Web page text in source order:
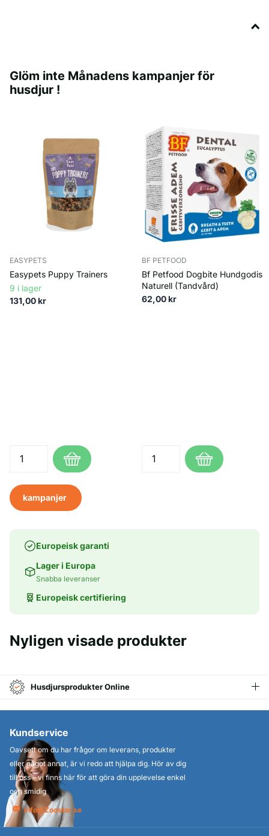
fukthalt (18.0%), råaska (4.0%), råfiber (2.0%)
Glöm inte Månadens kampanjer för
husdjur !
EASYPETS
Easypets Puppy Trainers
9 i lager
131,00 kr
BF PETFOOD
Bf Petfood Dogbite Hundgodis
Naturell (Tandvård)
62,00 kr
kampanjer
Europeisk garanti
Lager i Europa
Snabba leveranser
Europeisk certifiering
Nyligen visade produkter
Husdjursprodukter Online
Kundservice
Oavsett om du har frågor om leverans, produkter
eller något annat, är vi redo att hjälpa dig. Hör av dig
till oss – vi finns här för att göra din upplevelse enkel
och smidig
info@Zoostar.se